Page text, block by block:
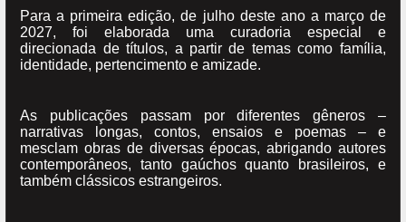
Para a primeira edição, de julho deste ano a março de
2027, foi elaborada uma curadoria especial e
direcionada de títulos, a partir de temas como família,
identidade, pertencimento e amizade.
As publicações passam por diferentes gêneros –
narrativas longas, contos, ensaios e poemas – e
mesclam obras de diversas épocas, abrigando autores
contemporâneos, tanto gaúchos quanto brasileiros, e
também clássicos estrangeiros.